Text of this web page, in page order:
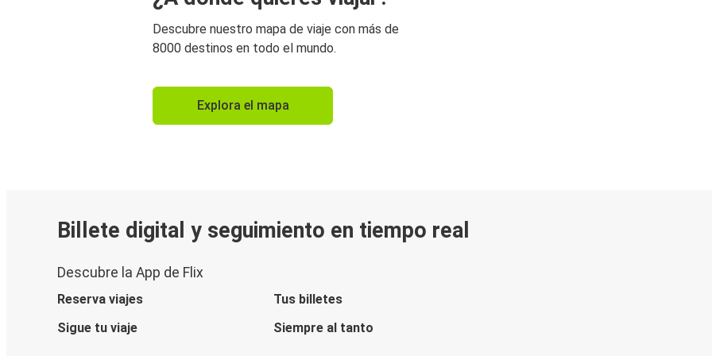
Descubre nuestro mapa de viaje con más de
8000 destinos en todo el mundo.
Explora el mapa
Billete digital y seguimiento en tiempo real
Descubre la App de Flix
Reserva viajes
Tus billetes
Sigue tu viaje
Siempre al tanto